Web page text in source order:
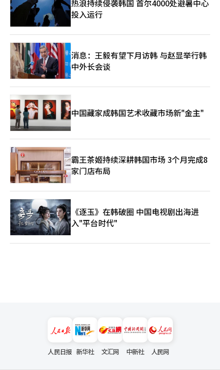
热浪持续侵袭韩国 首尔4000处避暑中心
投入运行
消息：王毅有望下月访韩 与赵显举行韩
中外长会谈
中国藏家成韩国艺术收藏市场新"金主"
霸王茶姬持续深耕韩国市场 3个月完成8
家门店布局
《逐玉》在韩破圈 中国电视剧出海进
入"平台时代"
人民日报 新华社 文汇网 中新社 人民网